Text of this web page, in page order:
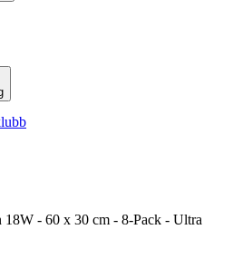
- 60 x 30 cm - 8-Pack - Ultra